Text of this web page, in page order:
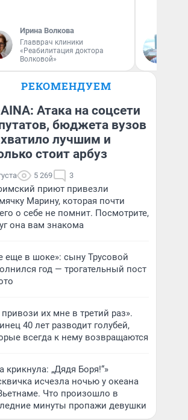
Ирина Волкова
Главврач клиники
«Реабилитация доктора
Волковой»
РЕКОМЕНДУЕМ
Атака на соцсети
бюджета вузов
лучшим и
стоит арбуз
5 269 3
приют привезли
Марину, которая почти
о себе не помнит. Посмотрите,
она вам знакома
еще в шоке»: сыну Трусовой
год — трогательный пост
их мне в третий раз».
40 лет разводит голубей,
всегда к нему возвращаются
крикнула: „Дядя Боря!“»
исчезла ночью у океана
Что произошло в
минуты пропажи девушки